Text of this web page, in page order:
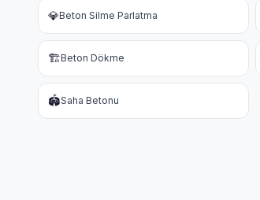
💎Beton Silme Parlatma
🏗️Beton Dökme
🏟️Saha Betonu